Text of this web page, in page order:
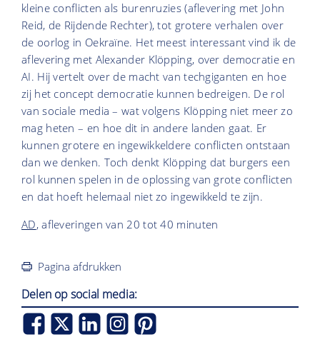
kleine conflicten als burenruzies (aflevering met John
Reid, de Rijdende Rechter), tot grotere verhalen over
de oorlog in Oekraïne. Het meest interessant vind ik de
aflevering met Alexander Klöpping, over democratie en
AI. Hij vertelt over de macht van techgiganten en hoe
zij het concept democratie kunnen bedreigen. De rol
van sociale media – wat volgens Klöpping niet meer zo
mag heten – en hoe dit in andere landen gaat. Er
kunnen grotere en ingewikkeldere conflicten ontstaan
dan we denken. Toch denkt Klöpping dat burgers een
rol kunnen spelen in de oplossing van grote conflicten
en dat hoeft helemaal niet zo ingewikkeld te zijn.
AD, afleveringen van 20 tot 40 minuten
Pagina afdrukken
Delen op social media: